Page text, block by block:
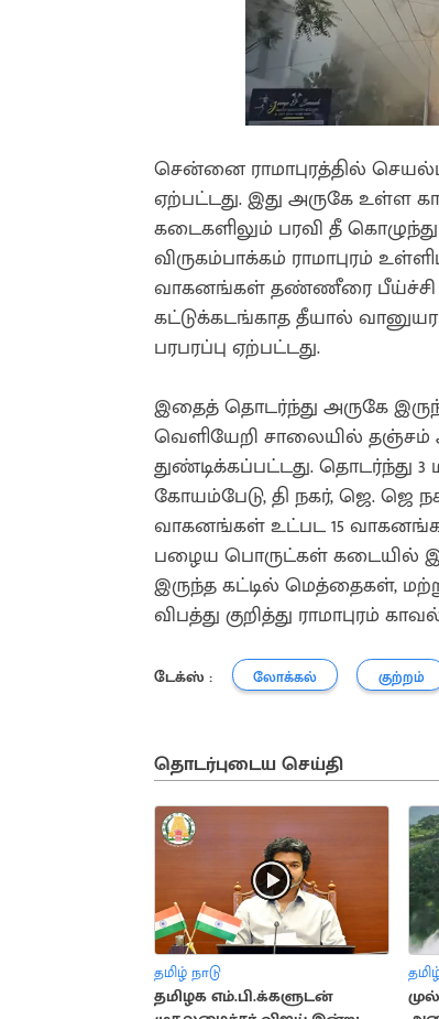
சென்னை ராமாபுரத்தில்
ஏற்பட்டது. இது அருகே உள்ள
கடைகளிலும் பரவி தீ கொழுந்து
விருகம்பாக்கம் ராமாபுரம்
வாகனங்கள் தண்ணீரை பீய்ச்சி
கட்டுக்கடங்காத தீயால் வானுயர
பரபரப்பு ஏற்பட்டது.
இதைத் தொடர்ந்து அருகே
வெளியேறி சாலையில்
துண்டிக்கப்பட்டது. தொடர்ந்து 3
கோயம்பேடு, தி நகர், ஜெ. ஜெ
வாகனங்கள் உட்பட 15
பழைய பொருட்கள் கடையில்
இருந்த கட்டில் மெத்தைகள்,
விபத்து குறித்து ராமாபுரம்
டேக்ஸ் : லோக்கல் குற்றம்
தொடர்புடைய செய்தி
தமிழ் நாடு
தமிழக எம்.பி.க்களுடன்